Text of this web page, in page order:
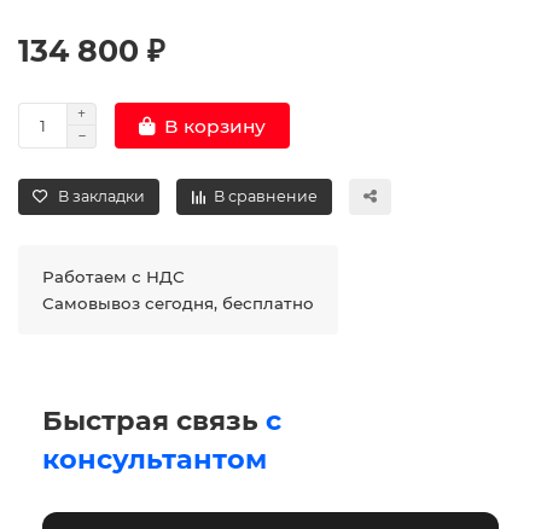
134 800 ₽
В корзину
В закладки В сравнение
Работаем с НДС
Самовывоз сегодня, бесплатно
Быстрая связь с
консультантом